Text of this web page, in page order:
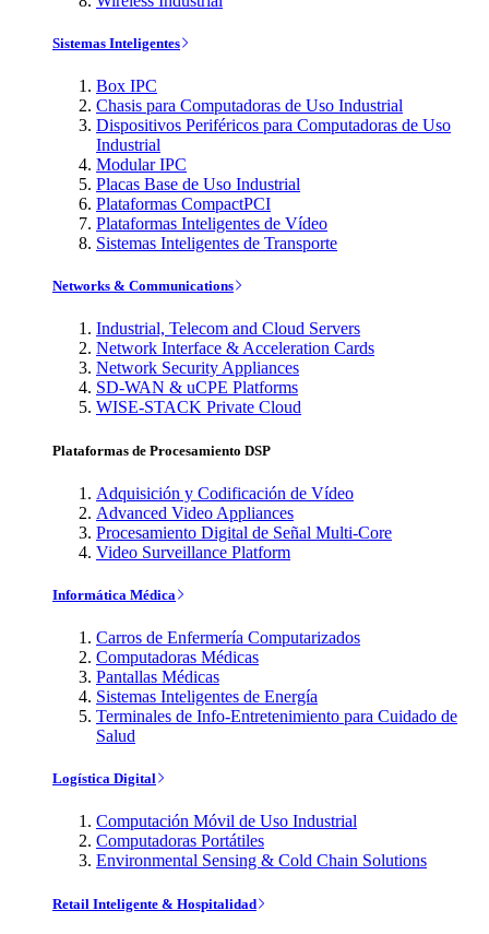
Sistemas Inteligentes
Box IPC
Chasis para Computadoras de Uso Industrial
Dispositivos Periféricos para Computadoras de Uso
Industrial
Modular IPC
Placas Base de Uso Industrial
Plataformas CompactPCI
Plataformas Inteligentes de Vídeo
Sistemas Inteligentes de Transporte
Networks & Communications
Industrial, Telecom and Cloud Servers
Network Interface & Acceleration Cards
Network Security Appliances
SD-WAN & uCPE Platforms
WISE-STACK Private Cloud
Plataformas de Procesamiento DSP
Adquisición y Codificación de Vídeo
Advanced Video Appliances
Procesamiento Digital de Señal Multi-Core
Video Surveillance Platform
Informática Médica
Carros de Enfermería Computarizados
Computadoras Médicas
Pantallas Médicas
Sistemas Inteligentes de Energía
Terminales de Info-Entretenimiento para Cuidado de
Salud
Logística Digital
Computación Móvil de Uso Industrial
Computadoras Portátiles
Environmental Sensing & Cold Chain Solutions
Retail Inteligente & Hospitalidad